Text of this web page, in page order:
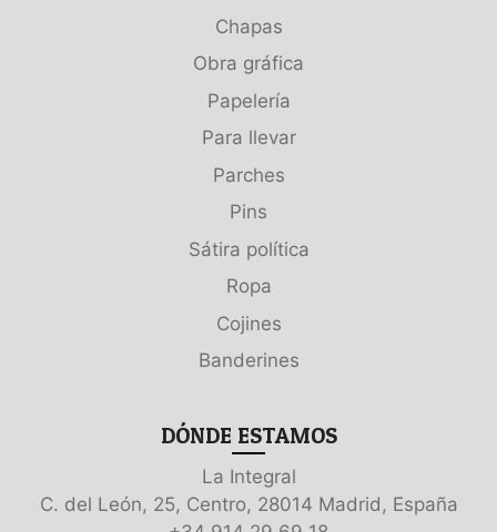
Chapas
Obra gráfica
Papelería
Para llevar
Parches
Pins
Sátira política
Ropa
Cojines
Banderines
DÓNDE ESTAMOS
La Integral
C. del León, 25, Centro, 28014 Madrid, España